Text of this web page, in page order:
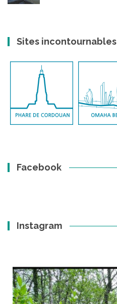
Sites incontournables
Facebook
Instagram